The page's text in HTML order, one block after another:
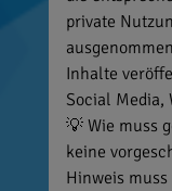
private
Inhalte
Social Media,
💡 Wie muss
keine
Hinweis